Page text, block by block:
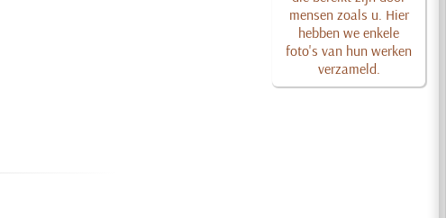
mensen zoals u. Hier
hebben we enkele
foto's van hun werken
verzameld.